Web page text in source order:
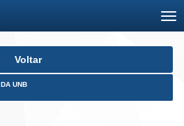
Voltar
UNB